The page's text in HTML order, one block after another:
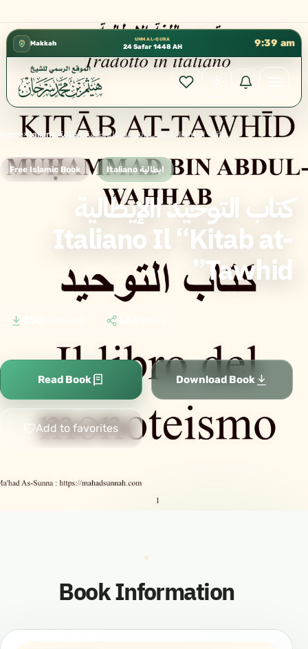
Makkah
UMM AL-QURA
24 Safar 1448 AH 9:39 am
Home› Italiano ايطالية كتاب التوحيد االإيطالية Italiano Il “Kitab at-Tawhid”
Free Islamic Book Italiano ايطالية
كتاب التوحيد االإيطالية
Italiano Il “Kitab at-
Tawhid”
Read Book Download Book
Add to favorites
Book Information